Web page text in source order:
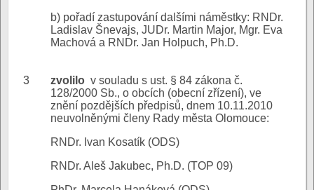
b) pořadí zastupování dalšími náměstky: RNDr.
Ladislav Šnevajs, JUDr. Martin Major, Mgr. Eva
Machová a RNDr. Jan Holpuch, Ph.D.
3 zvolilo v souladu s ust. § 84 zákona č.
128/2000 Sb., o obcích (obecní zřízení), ve
znění pozdějších předpisů, dnem 10.11.2010
neuvolněnými členy Rady města Olomouce:
RNDr. Ivan Kosatík (ODS)
RNDr. Aleš Jakubec, Ph.D. (TOP 09)